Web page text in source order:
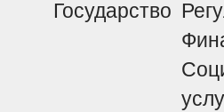
Государство